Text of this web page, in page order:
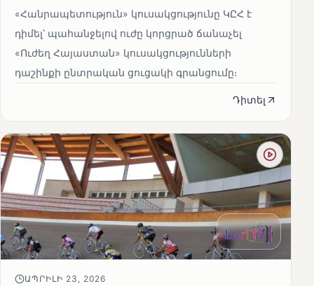
«Հանրապետություն» կուսակցությունը ԿԸՀ է
դիմել՝ պահանջելով ուժը կորցրած ճանաչել
«Ուժեղ Հայաստան» կուսակցությունների
դաշինքի ընտրական ցուցակի գրանցումը։
Դիտել
ԱՊՐԻԼԻ 23, 2026